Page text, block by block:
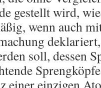
gestellt wird,
wenn auch
soll, dessen
einer einzigen